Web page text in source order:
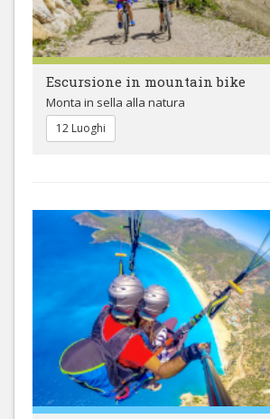
Escursione in mountain bike
Monta in sella alla natura
12 Luoghi